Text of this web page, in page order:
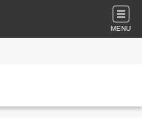
MENU